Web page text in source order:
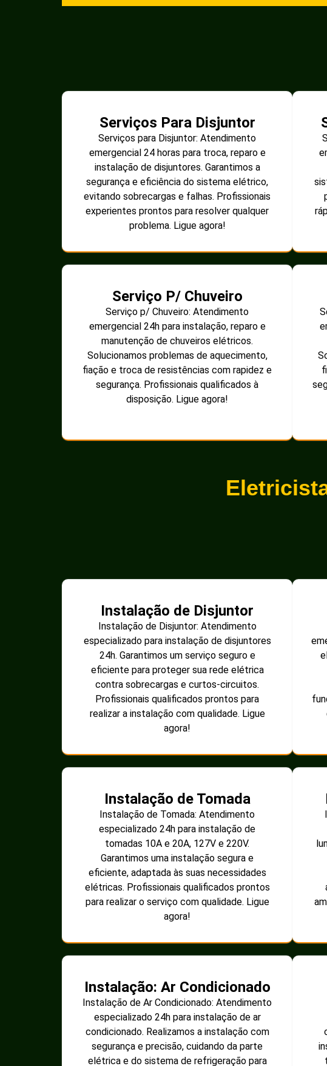
Serviços Para Disjuntor
Serviços para Disjuntor: Atendimento
emergencial 24 horas para troca, reparo e
instalação de disjuntores. Garantimos a
segurança e eficiência do sistema elétrico,
evitando sobrecargas e falhas. Profissionais
experientes prontos para resolver qualquer
problema. Ligue agora!
Serviço P/ Chuveiro
Serviço p/ Chuveiro: Atendimento
emergencial 24h para instalação, reparo e
manutenção de chuveiros elétricos.
Solucionamos problemas de aquecimento,
fiação e troca de resistências com rapidez e
segurança. Profissionais qualificados à
disposição. Ligue agora!
Instalação de Disjuntor
Instalação de Disjuntor: Atendimento
especializado para instalação de disjuntores
24h. Garantimos um serviço seguro e
eficiente para proteger sua rede elétrica
contra sobrecargas e curtos-circuitos.
Profissionais qualificados prontos para
realizar a instalação com qualidade. Ligue
agora!
Instalação de Tomada
Instalação de Tomada: Atendimento
especializado 24h para instalação de
tomadas 10A e 20A, 127V e 220V.
Garantimos uma instalação segura e
eficiente, adaptada às suas necessidades
elétricas. Profissionais qualificados prontos
para realizar o serviço com qualidade. Ligue
agora!
Instalação: Ar Condicionado
Instalação de Ar Condicionado: Atendimento
especializado 24h para instalação de ar
condicionado. Realizamos a instalação com
segurança e precisão, cuidando da parte
elétrica e do sistema de refrigeração para